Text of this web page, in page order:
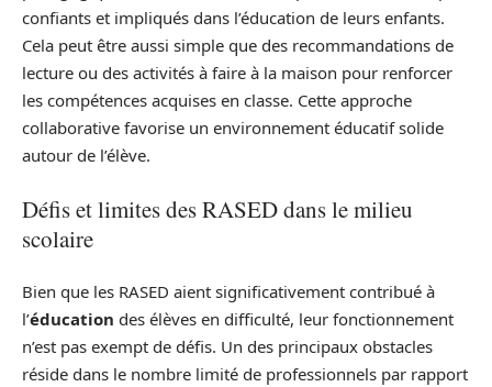
confiants et impliqués dans l’éducation de leurs enfants.
Cela peut être aussi simple que des recommandations de
lecture ou des activités à faire à la maison pour renforcer
les compétences acquises en classe. Cette approche
collaborative favorise un environnement éducatif solide
autour de l’élève.
Défis et limites des RASED dans le milieu
scolaire
Bien que les RASED aient significativement contribué à
l’éducation des élèves en difficulté, leur fonctionnement
n’est pas exempt de défis. Un des principaux obstacles
réside dans le nombre limité de professionnels par rapport